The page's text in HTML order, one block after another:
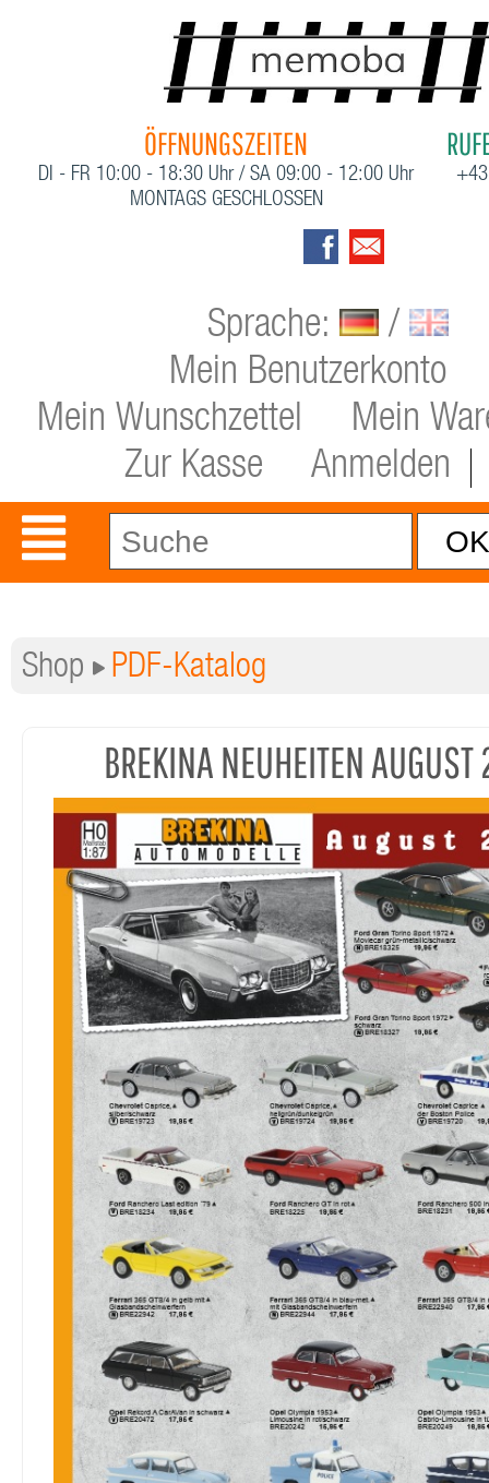
ÖFFNUNGSZEITEN
DI - FR 10:00 - 18:30 Uhr / SA 09:00 - 12:00 Uhr
MONTAGS GESCHLOSSEN
Sprache:
/
Mein Benutzerkonto
Mein Wunschzettel
Mein
Zur Kasse
Anmelden
Shop PDF-Katalog
BREKINA NEUHEITEN